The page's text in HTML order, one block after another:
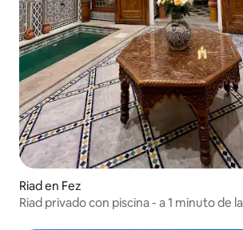
Riad en Fez
Riad privado con piscina - a 1 minuto de